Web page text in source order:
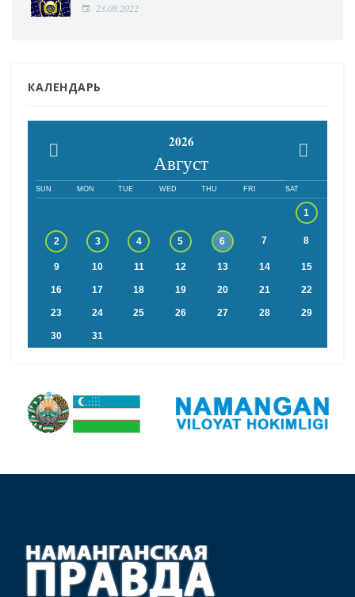
23.08.2022
КАЛЕНДАРЬ
2026
Август
SUN MON TUE WED THU FRI SAT
1
2 3 4 5 6 7 8
9 10 11 12 13 14 15
16 17 18 19 20 21 22
23 24 25 26 27 28 29
30 31